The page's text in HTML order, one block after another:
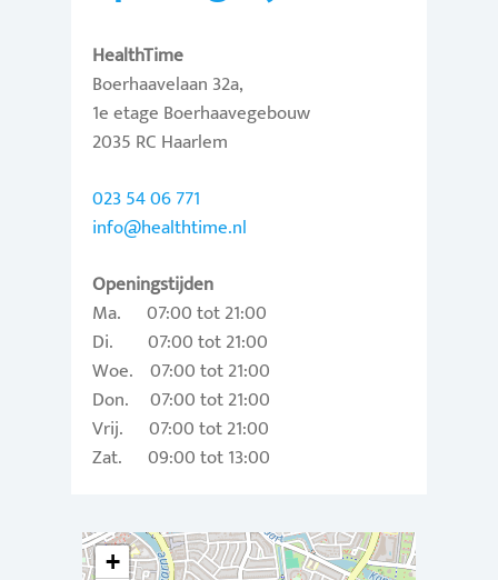
HealthTime
Boerhaavelaan 32a,
1e etage Boerhaavegebouw
2035 RC Haarlem
023 54 06 771
info@healthtime.nl
Openingstijden
Ma. 07:00 tot 21:00
Di. 07:00 tot 21:00
Woe. 07:00 tot 21:00
Don. 07:00 tot 21:00
Vrij. 07:00 tot 21:00
Zat. 09:00 tot 13:00
+